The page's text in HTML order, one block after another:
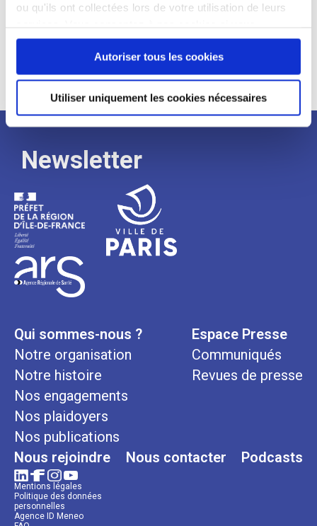
ou qu'ils ont collectées lors de votre utilisation de leurs
continuez à utiliser notre site Web.
Autoriser tous les cookies
Utiliser uniquement les cookies nécessaires
de
recrutement
Newsletter
Qui sommes-nous ?
Notre organisation
Notre histoire
Nos engagements
Nos plaidoyers
Nos publications
Espace Presse
Communiqués
Revues de presse
Nous rejoindre Nous contacter Podcasts
Mentions légales
Politique des données
personnelles
Agence ID Meneo